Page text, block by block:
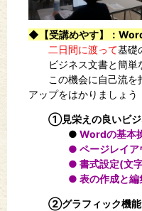
◆【受講めやす】：
二日間に渡って基礎
ビジネス文書と簡単な
この機会に自己流を
アップをはかりましょう
①見栄えの良いビジ
● Wordの基本
● ページレイアウ
● 書式設定(文字書
● 表の作成と編集
②グラフィック機能